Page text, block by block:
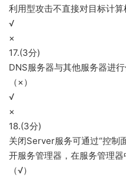
利用型攻击不直接对目标计算
√
×
17.(3分)
DNS服务器与其他服务器进
（×）
√
×
18.(3分)
关闭Server服务可通过“控制
开服务管理器，在服务管理
（√）